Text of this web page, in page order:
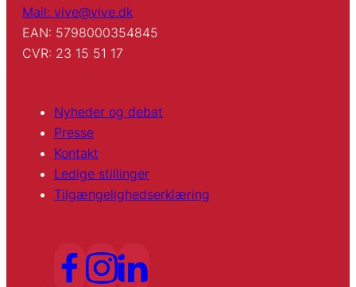
Mail: vive@vive.dk
EAN: 5798000354845
CVR: 23 15 51 17
Nyheder og debat
Presse
Kontakt
Ledige stillinger
Tilgængelighedserklæring